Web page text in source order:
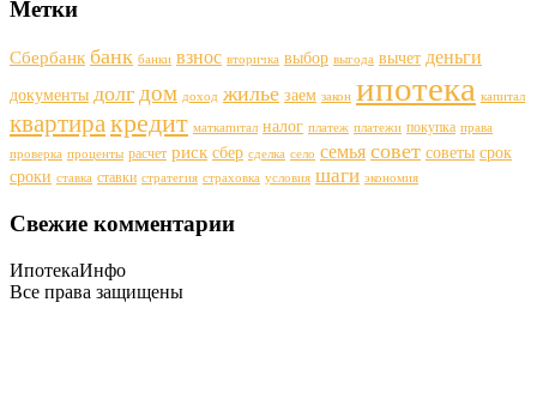
Метки
Сбербанк банк банки взнос вторичка выбор выгода вычет деньги
документы долг дом доход жилье заем закон ипотека капитал
квартира кредит маткапитал налог платеж платежи покупка права
проверка проценты расчет риск сбер сделка село семья совет советы срок
сроки ставка ставки стратегия страховка условия шаги экономия
Свежие комментарии
ИпотекаИнфо
Все права защищены